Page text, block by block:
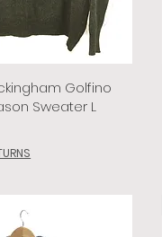
Golfino
Sweater L